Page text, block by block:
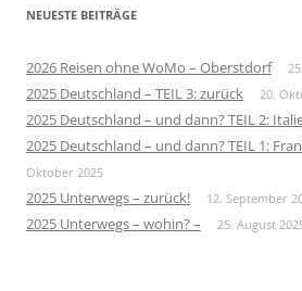
NEUESTE BEITRÄGE
2026 Reisen ohne WoMo – Oberstdorf
2025 Deutschland – TEIL 3: zurück 20.
2025 Deutschland – und dann? TEIL 2:
2025 Deutschland – und dann? TEIL 1:
Oktober 2025
2025 Unterwegs – zurück! 12. September
2025 Unterwegs – wohin? – 25. August